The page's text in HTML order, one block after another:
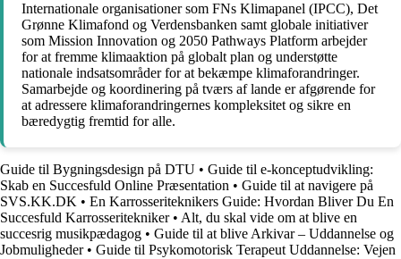
Internationale organisationer som FNs Klimapanel (IPCC), Det
Grønne Klimafond og Verdensbanken samt globale initiativer
som Mission Innovation og 2050 Pathways Platform arbejder
for at fremme klimaaktion på globalt plan og understøtte
nationale indsatsområder for at bekæmpe klimaforandringer.
Samarbejde og koordinering på tværs af lande er afgørende for
at adressere klimaforandringernes kompleksitet og sikre en
bæredygtig fremtid for alle.
Guide til Bygningsdesign på DTU • Guide til e-konceptudvikling:
Skab en Succesfuld Online Præsentation • Guide til at navigere på
SVS.KK.DK • En Karrosseriteknikers Guide: Hvordan Bliver Du En
Succesfuld Karrosseritekniker• Alt, du skal vide om at blive en
succesrig musikpædagog • Guide til at blive Arkivar – Uddannelse og
Jobmuligheder• Guide til Psykomotorisk Terapeut Uddannelse: Vejen